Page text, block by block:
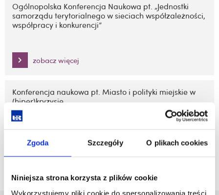
Zgoda Szczegóły O plikach cookies
Niniejsza strona korzysta z plików cookie
Wykorzystujemy pliki cookie do spersonalizowania treści
nawigację
przejdź
Ogólnopolska Konferencja Naukowa pt. „Jednostki
samorządu terytorialnego w sieciach współzależności,
współpracy i konkurencji”
zobacz więcej
Konferencja naukowa pt. Miasto i polityki miejskie w
(hiper)kryzysie